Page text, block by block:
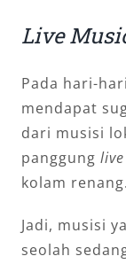
Live
Pada hari-
mendapat
dari musisi
panggung
kolam renang.
Jadi, musisi
seolah